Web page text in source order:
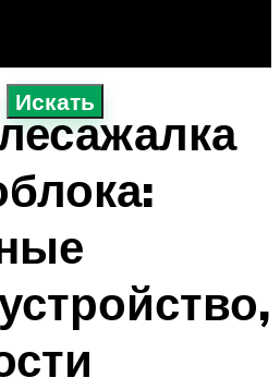
Искать